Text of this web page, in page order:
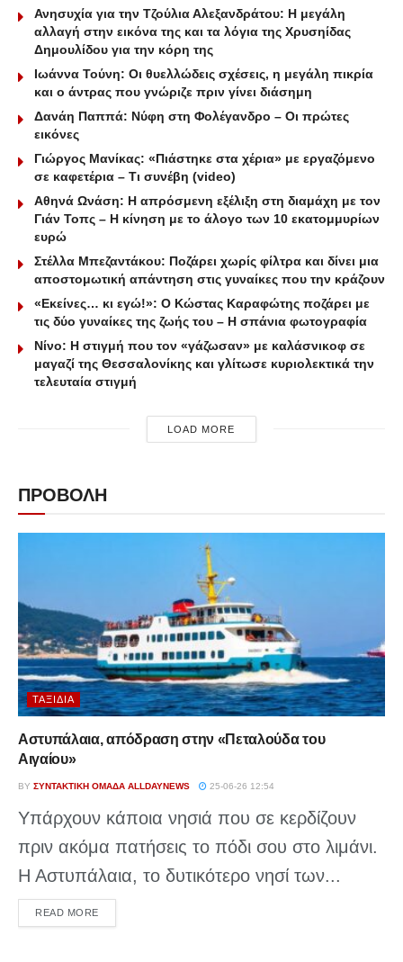
Ανησυχία για την Τζούλια Αλεξανδράτου: Η μεγάλη
αλλαγή στην εικόνα της και τα λόγια της Χρυσηίδας
Δημουλίδου για την κόρη της
Ιωάννα Τούνη: Οι θυελλώδεις σχέσεις, η μεγάλη πικρία
και ο άντρας που γνώριζε πριν γίνει διάσημη
Δανάη Παππά: Νύφη στη Φολέγανδρο – Οι πρώτες
εικόνες
Γιώργος Μανίκας: «Πιάστηκε στα χέρια» με εργαζόμενο
σε καφετέρια – Tι συνέβη (video)
Αθηνά Ωνάση: Η απρόσμενη εξέλιξη στη διαμάχη με τον
Γιάν Τοπς – Η κίνηση με το άλογο των 10 εκατομμυρίων
ευρώ
Στέλλα Μπεζαντάκου: Ποζάρει χωρίς φίλτρα και δίνει μια
αποστομωτική απάντηση στις γυναίκες που την κράζουν
«Εκείνες… κι εγώ!»: Ο Κώστας Καραφώτης ποζάρει με
τις δύο γυναίκες της ζωής του – Η σπάνια φωτογραφία
Νίνο: Η στιγμή που τον «γάζωσαν» με καλάσνικοφ σε
μαγαζί της Θεσσαλονίκης και γλίτωσε κυριολεκτικά την
τελευταία στιγμή
LOAD MORE
ΠΡΟΒΟΛΗ
ΤΑΞΊΔΙΑ
Αστυπάλαια, απόδραση στην «Πεταλούδα του
Αιγαίου»
BY ΣΥΝΤΑΚΤΙΚΉ ΟΜΆΔΑ ALLDAYNEWS 25-06-26 12:54
Υπάρχουν κάποια νησιά που σε κερδίζουν
πριν ακόμα πατήσεις το πόδι σου στο λιμάνι.
Η Αστυπάλαια, το δυτικότερο νησί των...
READ MOREDETAILS